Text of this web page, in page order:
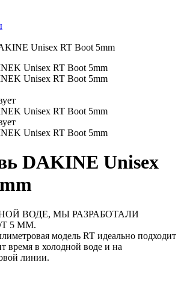
Unisex RT Boot 5mm
DAKINE Unisex
ВОДЕ, МЫ РАЗРАБОТАЛИ
5 ММ.
модель RT идеально подходит
время в холодной воде и на
линии.